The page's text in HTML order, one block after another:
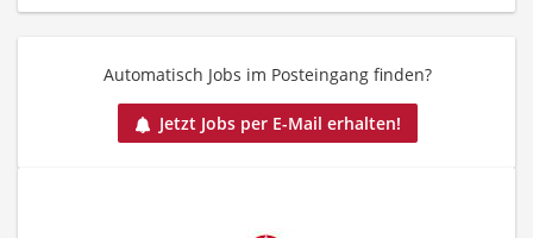
Automatisch Jobs im Posteingang finden?
Jetzt Jobs per E-Mail erhalten!